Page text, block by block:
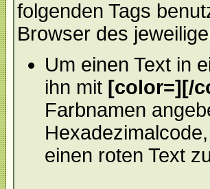
folgenden Tags
Browser des
Um einen Text in
ihn mit [color=][/
Farbnamen
einen roten Text